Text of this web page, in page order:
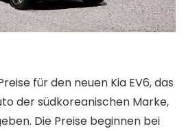
für den neuen Kia EV6, das
der südkoreanischen Marke,
Die Preise beginnen bei